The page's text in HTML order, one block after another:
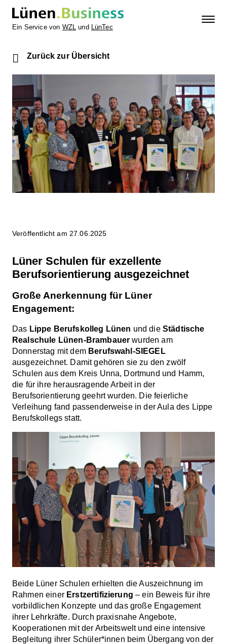
Ein Service von WZL und LünTec
Zurück zur Übersicht
Veröffentlicht am 27.06.2025
Lüner Schulen für exzellente
Berufsorientierung ausgezeichnet
Große Anerkennung für Lüner
Engagement:
Das Lippe Berufskolleg Lünen und die Städtische
Realschule Lünen-Brambauer wurden am
Donnerstag mit dem Berufswahl-SIEGEL
ausgezeichnet. Damit gehören sie zu den zwölf
Schulen aus dem Kreis Unna, Dortmund und Hamm,
die für ihre herausragende Arbeit in der
Berufsorientierung geehrt wurden. Die feierliche
Verleihung fand passenderweise in der Aula des Lippe
Berufskollegs statt.
Beide Lüner Schulen erhielten die Auszeichnung im
Rahmen einer Erstzertifizierung – ein Beweis für ihre
vorbildlichen Konzepte und das große Engagement
ihrer Lehrkräfte. Durch praxisnahe Angebote,
Kooperationen mit der Arbeitswelt und eine intensive
Begleitung ihrer Schüler*innen beim Übergang von der